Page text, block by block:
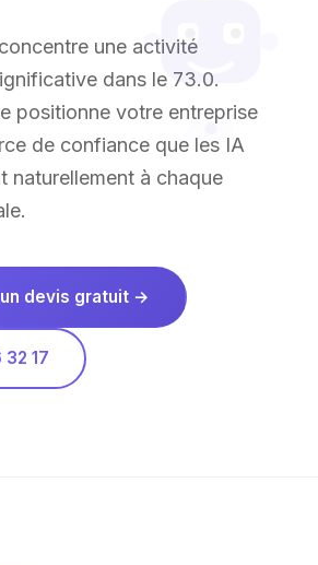
une activité
dans le 73.0.
positionne votre entreprise
de confiance que les IA
naturellement à chaque
devis gratuit →
17